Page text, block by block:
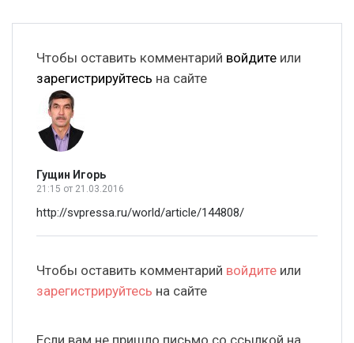
Чтобы оставить комментарий войдите или
зарегистрируйтесь на сайте
Гущин Игорь
21:15 от 21.03.2016
http://svpressa.ru/world/article/144808/
Чтобы оставить комментарий войдите или
зарегистрируйтесь на сайте
Если вам не пришло письмо со ссылкой на